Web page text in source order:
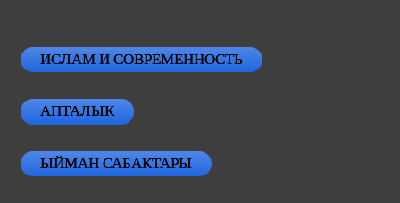
ИСЛАМ И СОВРЕМЕННОСТЬ
АПТАЛЫК
ЫЙМАН САБАКТАРЫ